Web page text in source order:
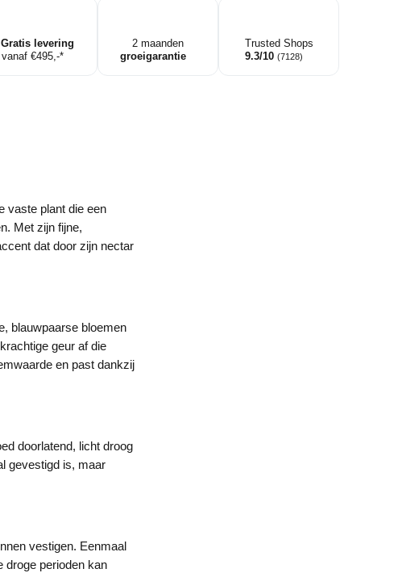
Gratis levering
vanaf €495,-*
2 maanden
groeigarantie
Trusted Shops
9.3/10 (7128)
vaste plant die een
Met zijn fijne,
dat door zijn nectar
blauwpaarse bloemen
geur af die
en past dankzij
doorlatend, licht droog
gevestigd is, maar
vestigen. Eenmaal
droge perioden kan